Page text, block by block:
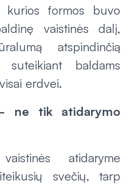
kurios formos buvo
vaistinės dalį,
atspindinčią
baldams
erdvei.
ne tik atidarymo
atidaryme
svečių, tarp